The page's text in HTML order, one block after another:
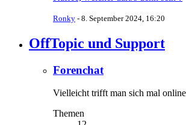
Ronky - 8. September 2024, 16:20
OffTopic und Support
Forenchat
Vielleicht trifft man sich mal
Themen